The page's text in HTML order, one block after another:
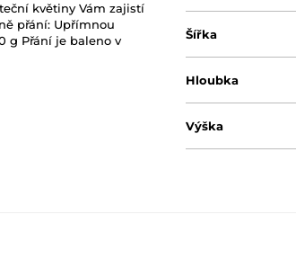
květiny Vám zajistí
přání: Upřímnou
g Přání je baleno v
Šířka
Hloubka
Výška